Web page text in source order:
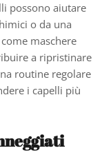
possono aiutare
o da una
maschere
a ripristinare
routine regolare
i capelli più